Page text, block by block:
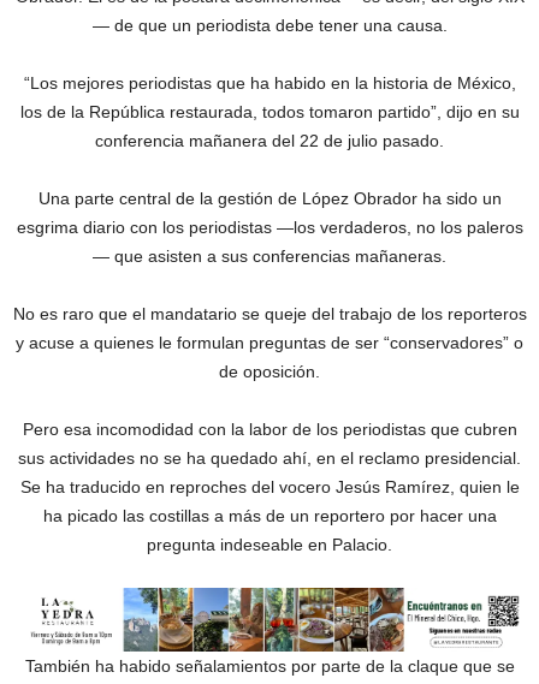
— de que un periodista debe tener una causa.
“Los mejores periodistas que ha habido en la historia de México,
los de la República restaurada, todos tomaron partido”, dijo en su
conferencia mañanera del 22 de julio pasado.
Una parte central de la gestión de López Obrador ha sido un
esgrima diario con los periodistas —los verdaderos, no los paleros
— que asisten a sus conferencias mañaneras.
No es raro que el mandatario se queje del trabajo de los reporteros
y acuse a quienes le formulan preguntas de ser “conservadores” o
de oposición.
Pero esa incomodidad con la labor de los periodistas que cubren
sus actividades no se ha quedado ahí, en el reclamo presidencial.
Se ha traducido en reproches del vocero Jesús Ramírez, quien le
ha picado las costillas a más de un reportero por hacer una
pregunta indeseable en Palacio.
También ha habido señalamientos por parte de la claque que se